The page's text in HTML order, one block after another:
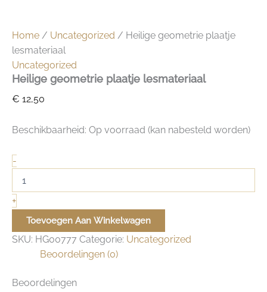
Home / Uncategorized / Heilige geometrie plaatje
lesmateriaal
Uncategorized
Heilige geometrie plaatje lesmateriaal
€ 12,50
Beschikbaarheid: Op voorraad (kan nabesteld worden)
-
geometrie
plaatje
lesmateriaal
aantal
+
Toevoegen Aan Winkelwagen
SKU: HG00777 Categorie: Uncategorized
Beoordelingen (0)
Beoordelingen